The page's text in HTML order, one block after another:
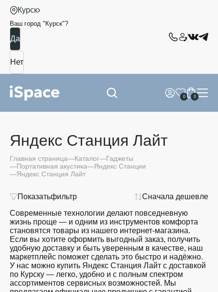
Курск
Ваш город " Курск"?
0 0
Яндекс Станция Лайт
Главная страница Каталог
Гаджеты
Портативная акустика
Яндекс Станции
Яндекс Станция Лайт
Показатьфильтр
Сначала дешевле
Современные технологии делают повседневную
жизнь проще — и одним из инструментов комфорта
становятся товары из нашего интернет-магазина.
Если вы хотите оформить выгодный заказ, получить
удобную доставку и быть уверенным в качестве, наш
маркетплейс поможет сделать это быстро и надёжно.
У нас можно купить Яндекс Станция Лайт с доставкой
по Курску — легко, удобно и с полным спектром
ассортиментов сервисных возможностей. Мы